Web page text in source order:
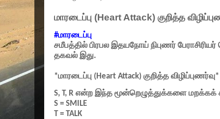
மாரடைப்பு (Heart Attack) குறித்த
#மாரடைப்பு
சமீபத்தில் பிரபல இதயநோய் நிபுணர்
தகவல் இது.
*மாரடைப்பு (Heart Attack) குறித்த விழிப்புணர்வு*
S, T, R என்ற இந்த மூன்றெழுத்துக்களை மறக்கக்
S = SMILE
T = TALK